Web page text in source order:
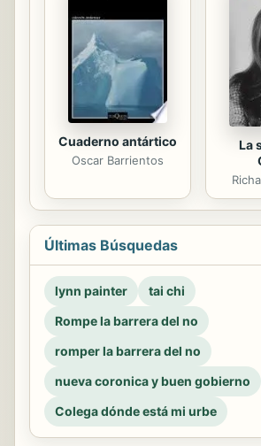
Cuaderno antártico
Oscar Barrientos
La
Últimas Búsquedas
lynn painter
tai chi
Rompe la barrera del no
romper la barrera del no
nueva coronica y buen gobierno
Colega dónde está mi urbe